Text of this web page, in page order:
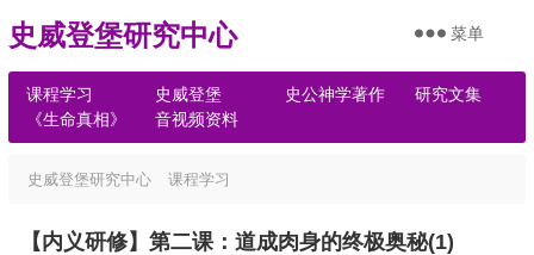
史威登堡研究中心
课程学习 史威登堡 史公神学著作
研究文集
《生命真相》
音视频资料
菜单
史威登堡研究中心 课程学习
【内义研修】第二课：道成肉身的终极奥秘(1)